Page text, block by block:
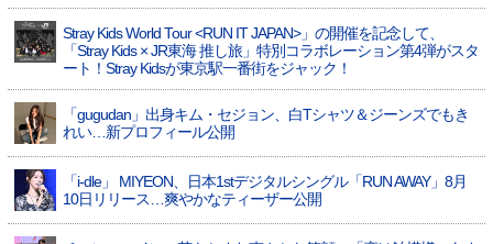
Stray Kids World Tour <RUN IT JAPAN>」の開催を記念して、
「Stray Kids × JR東海 推し旅」特別コラボレーション第4弾がスタ
ート！Stray Kidsが東京駅一番街をジャック！
「gugudan」出身キム・セジョン、白Tシャツ＆ジーンズでもき
れい…新プロフィール公開
「i-dle」 MIYEON、日本1stデジタルシングル「RUN AWAY」8月
10日リリース…爽やかなティーザー公開